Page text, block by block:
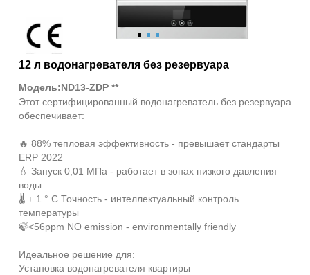
12 л водонагревателя без резервуара
Модель:ND13-ZDP **
Этот сертифицированный водонагреватель без резервуара
обеспечивает:
🔥 88% тепловая эффективность - превышает стандарты
ERP 2022
💧 Запуск 0,01 МПа - работает в зонах низкого давления
воды
🌡 ± 1 ° C Точность - интеллектуальный контроль
температуры
🍃<56ppm NO emission - environmentally friendly
Идеальное решение для:
Установка водонагревателя квартиры